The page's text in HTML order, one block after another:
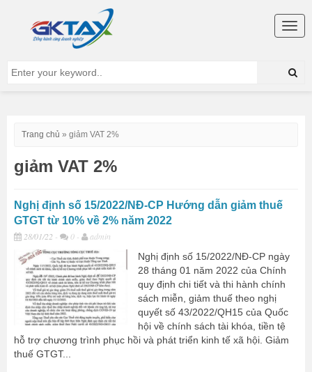
Trang chủ » giảm VAT 2%
giảm VAT 2%
Nghị định số 15/2022/NĐ-CP Hướng dẫn giảm thuế
GTGT từ 10% về 2% năm 2022
28/01/22 - 0 -
admin
Nghị định số 15/2022/NĐ-CP ngày
28 tháng 01 năm 2022 của Chính
quy định chi tiết và thi hành chính
sách miễn, giảm thuế theo nghị
quyết số 43/2022/QH15 của Quốc
hội về chính sách tài khóa, tiền tệ
hỗ trợ chương trình phục hồi và phát triển kinh tế xã hội. Giảm
thuế GTGT...